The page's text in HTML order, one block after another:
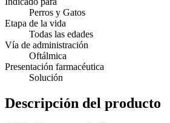
Perros y Gatos
Etapa de la vida
Todas las edades
Vía de administración
Oftálmica
Presentación farmacéutica
Solución
Descripción del producto